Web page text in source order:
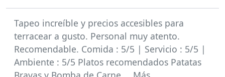
Tapeo increíble y precios accesibles para
terracear a gusto. Personal muy atento.
Recomendable. Comida : 5/5 | Servicio : 5/5 |
Ambiente : 5/5 Platos recomendados Patatas